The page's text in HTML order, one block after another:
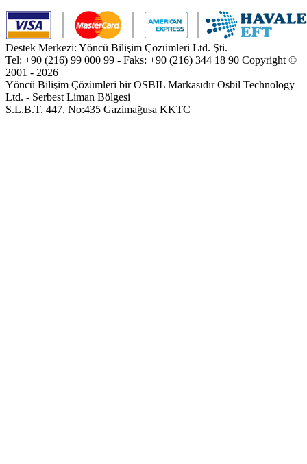
Destek Merkezi: Yöncü Bilişim Çözümleri Ltd. Şti.
Tel: +90 (216) 99 000 99 - Faks: +90 (216) 344 18 90 Copyright ©
2001 - 2026
Yöncü Bilişim Çözümleri bir OSBIL Markasıdır Osbil Technology
Ltd. - Serbest Liman Bölgesi
S.L.B.T. 447, No:435 Gazimağusa KKTC